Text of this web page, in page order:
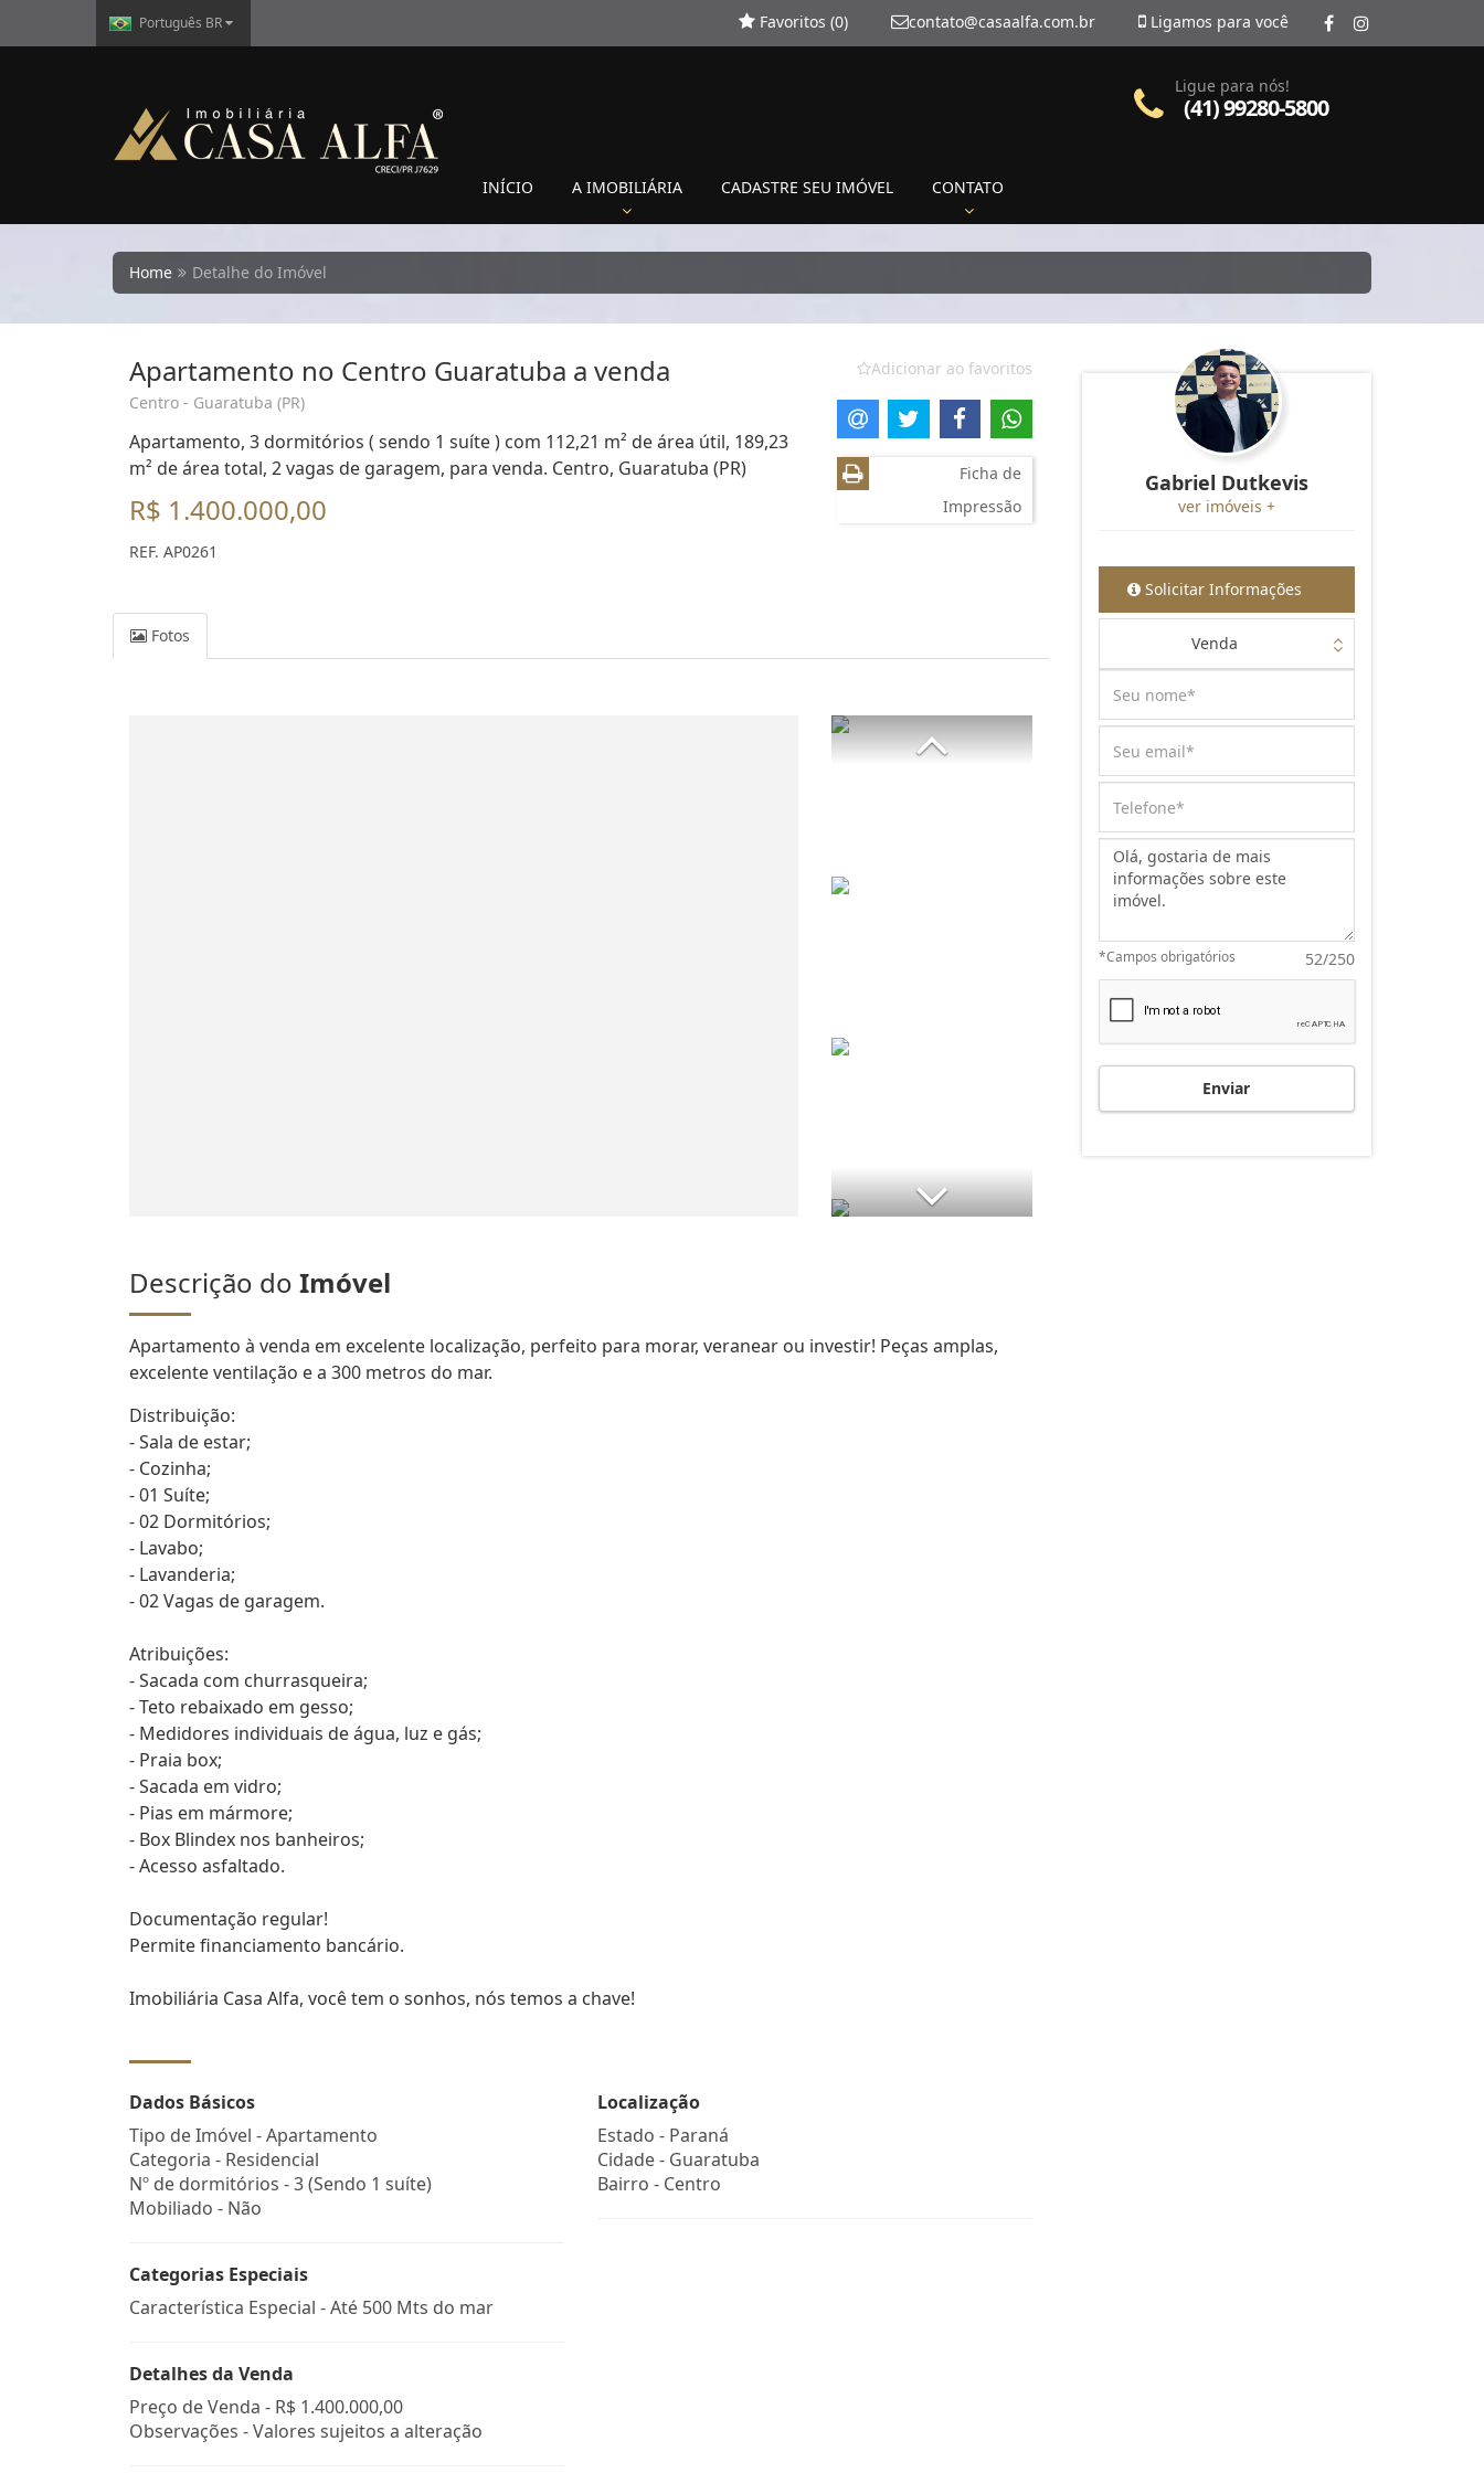
Português BR Ligamos para você
contato@casaalfa.com.br
Favoritos (0)
INÍCIO A IMOBILIÁRIA CADASTRE SEU IMÓVEL CONTATO
Ligue para nós!
(41) 99280-5800
Home Detalhe do Imóvel
Apartamento no Centro Guaratuba a venda
Centro - Guaratuba (PR)
Apartamento, 3 dormitórios ( sendo 1 suíte ) com 112,21 m² de área útil, 189,23
m² de área total, 2 vagas de garagem, para venda. Centro, Guaratuba (PR)
R$ 1.400.000,00
REF. AP0261
Adicionar ao favoritos
Ficha de
Impressão
Fotos
Descrição do Imóvel
Apartamento à venda em excelente localização, perfeito para morar, veranear ou investir! Peças amplas,
excelente ventilação e a 300 metros do mar.
Distribuição:
- Sala de estar;
- Cozinha;
- 01 Suíte;
- 02 Dormitórios;
- Lavabo;
- Lavanderia;
- 02 Vagas de garagem.
Atribuições:
- Sacada com churrasqueira;
- Teto rebaixado em gesso;
- Medidores individuais de água, luz e gás;
- Praia box;
- Sacada em vidro;
- Pias em mármore;
- Box Blindex nos banheiros;
- Acesso asfaltado.
Documentação regular!
Permite financiamento bancário.
Imobiliária Casa Alfa, você tem o sonhos, nós temos a chave!
Dados Básicos
Tipo de Imóvel - Apartamento
Categoria - Residencial
Nº de dormitórios - 3 (Sendo 1 suíte)
Mobiliado - Não
Categorias Especiais
Característica Especial - Até 500 Mts do mar
Detalhes da Venda
Preço de Venda - R$ 1.400.000,00
Observações - Valores sujeitos a alteração
Localização
Estado - Paraná
Cidade - Guaratuba
Bairro - Centro
Gabriel Dutkevis
ver imóveis +
Solicitar Informações
Venda
Mensagem:
52/250
*Campos obrigatórios
Enviar